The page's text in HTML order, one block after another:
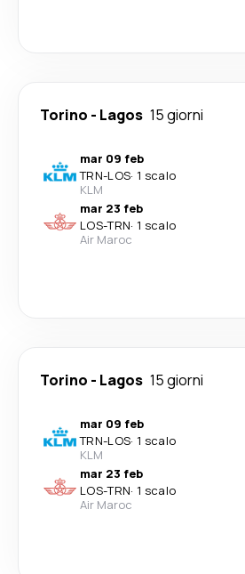
Torino - Lagos 15 giorni
mar 09 feb
TRN-LOS· 1 scalo
KLM
mar 23 feb
LOS-TRN· 1 scalo
Air Maroc
Torino - Lagos 15 giorni
mar 09 feb
TRN-LOS· 1 scalo
KLM
mar 23 feb
LOS-TRN· 1 scalo
Air Maroc